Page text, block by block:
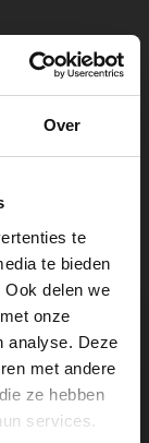
Over
te
te bieden
delen we
onze
analyse. Deze
met andere
ze hebben
services.